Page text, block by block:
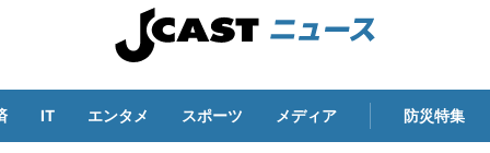
IT エンタメ スポーツ メディア 防災特集